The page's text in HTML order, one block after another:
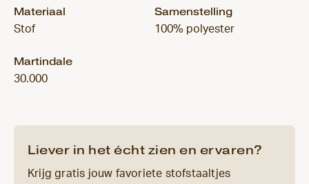
Materiaal
Stof
Samenstelling
100% polyester
Martindale
30.000
Liever in het écht zien en ervaren?
Krijg gratis jouw favoriete stofstaaltjes